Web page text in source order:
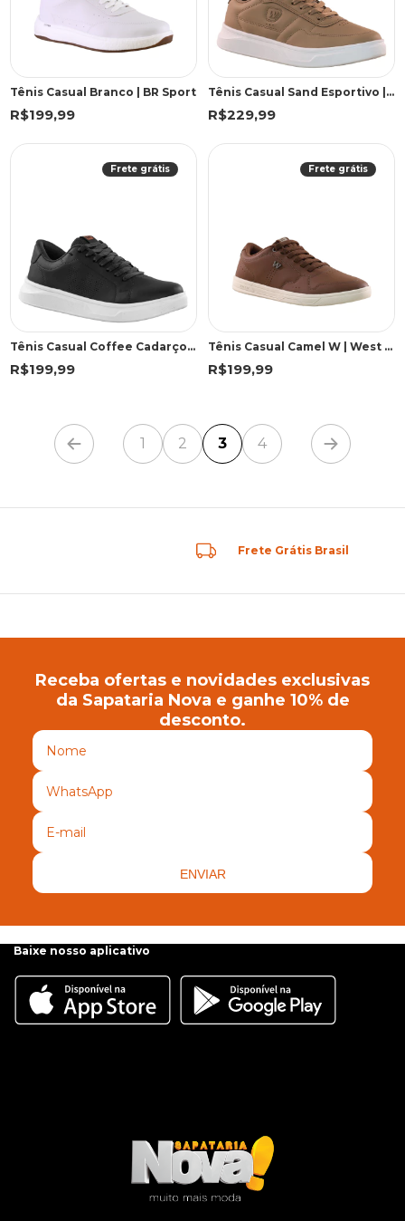
Tênis Casual Branco | BR Sport
R$199,99
Tênis Casual Sand Esportivo | West Coast
R$229,99
Frete grátis
Tênis Casual Coffee Cadarço | West Coast
R$199,99
Frete grátis
Tênis Casual Camel W | West Coast
R$199,99
1 2 3 4
Frete Grátis Brasil
Receba ofertas e novidades exclusivas
da Sapataria Nova e ganhe 10% de
desconto.
ENVIAR
Baixe nosso aplicativo